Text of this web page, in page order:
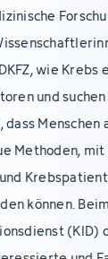
wie
und
Menschen
Methoden, mit
können. Beim
(KID)